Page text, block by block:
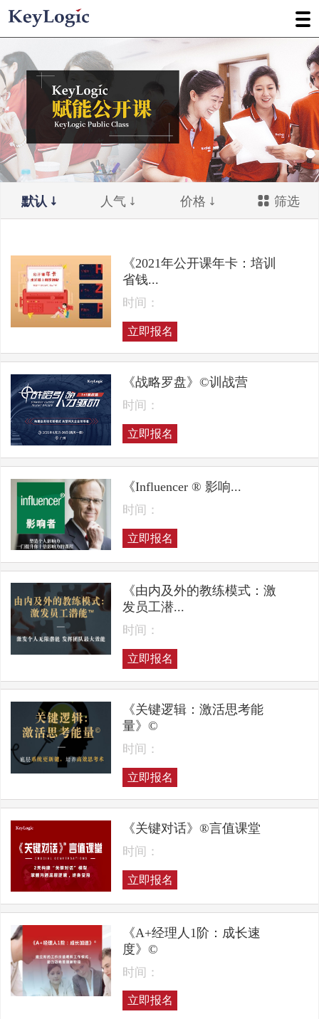
默认 人气 价格 筛选
《2021年公开课年卡：培训
省钱...
时间：
立即报名
《战略罗盘》©训战营
时间：
立即报名
《Influencer ® 影响...
时间：
立即报名
《由内及外的教练模式：激
发员工潜...
时间：
立即报名
《关键逻辑：激活思考能
量》©
时间：
立即报名
《关键对话》®言值课堂
时间：
立即报名
《A+经理人1阶：成长速
度》©
时间：
立即报名